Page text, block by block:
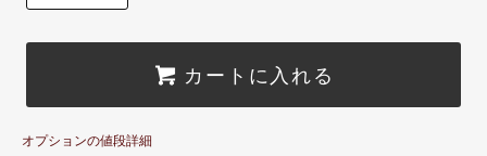
カートに入れる
オプションの値段詳細